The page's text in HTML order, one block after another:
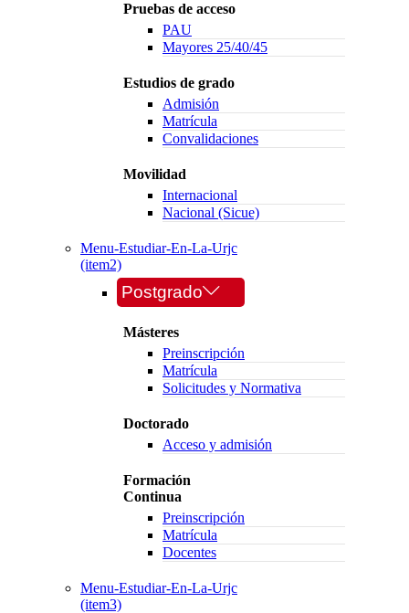
Pruebas de acceso
PAU
Mayores 25/40/45
Estudios de grado
Admisión
Matrícula
Convalidaciones
Movilidad
Internacional
Nacional (Sicue)
Menu-Estudiar-En-La-Urjc
(item2)
Postgrado
Másteres
Preinscripción
Matrícula
Solicitudes y Normativa
Doctorado
Acceso y admisión
Formación
Continua
Preinscripción
Matrícula
Docentes
Menu-Estudiar-En-La-Urjc
(item3)